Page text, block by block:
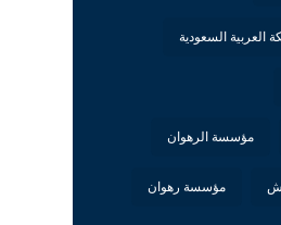
السعودية
مؤسسة الرهوان
مؤسسة رهوان